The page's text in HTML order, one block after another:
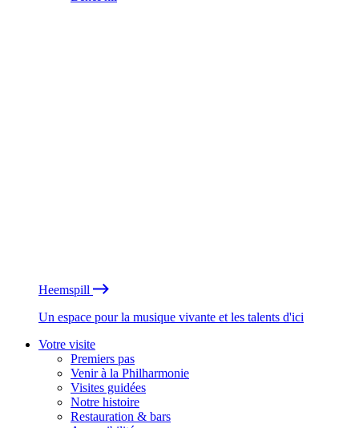
Heemspill
Un espace pour la musique vivante et les talents d'ici
Votre visite
Premiers pas
Venir à la Philharmonie
Visites guidées
Notre histoire
Restauration & bars